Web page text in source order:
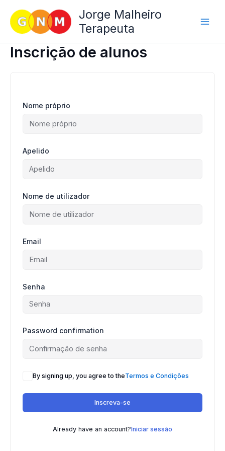
content
Jorge Malheiro
Terapeuta
Inscrição de alunos
Nome próprio
Apelido
Nome de utilizador
Email
Senha
Password confirmation
By signing up, you agree to theTermos e Condições
Inscreva-se
Already have an account?Iniciar sessão